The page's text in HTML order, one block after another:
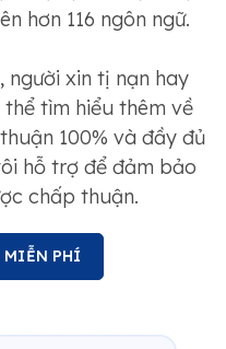
hơn 116 ngôn ngữ.
người xin tị nạn hay
tìm hiểu thêm về
100% và đầy đủ
hỗ trợ để đảm bảo
chấp thuận.
MIỄN PHÍ